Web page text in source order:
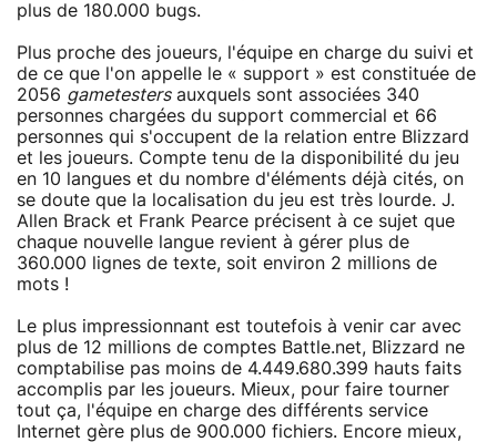
plus de 180.000 bugs.
Plus proche des joueurs, l'équipe en charge du suivi et
de ce que l'on appelle le « support » est constituée de
2056 gametestersauxquels sont associées 340
personnes chargées du support commercial et 66
personnes qui s'occupent de la relation entre Blizzard
et les joueurs. Compte tenu de la disponibilité du jeu
en 10 langues et du nombre d'éléments déjà cités, on
se doute que la localisation du jeu est très lourde. J.
Allen Brack et Frank Pearce précisent à ce sujet que
chaque nouvelle langue revient à gérer plus de
360.000 lignes de texte, soit environ 2 millions de
mots !
Le plus impressionnant est toutefois à venir car avec
plus de 12 millions de comptes Battle.net, Blizzard ne
comptabilise pas moins de 4.449.680.399 hauts faits
accomplis par les joueurs. Mieux, pour faire tourner
tout ça, l'équipe en charge des différents service
Internet gère plus de 900.000 fichiers. Encore mieux,